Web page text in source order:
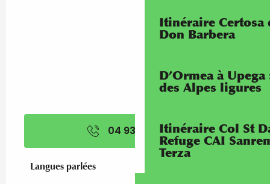
Itinéraire Certosa
Don Barbera
D’Ormea à
des Alpes ligures
Itinéraire Col St
Refuge CAI
Terza
04 93 54 74▒▒
Langues parlées
Langues parlées